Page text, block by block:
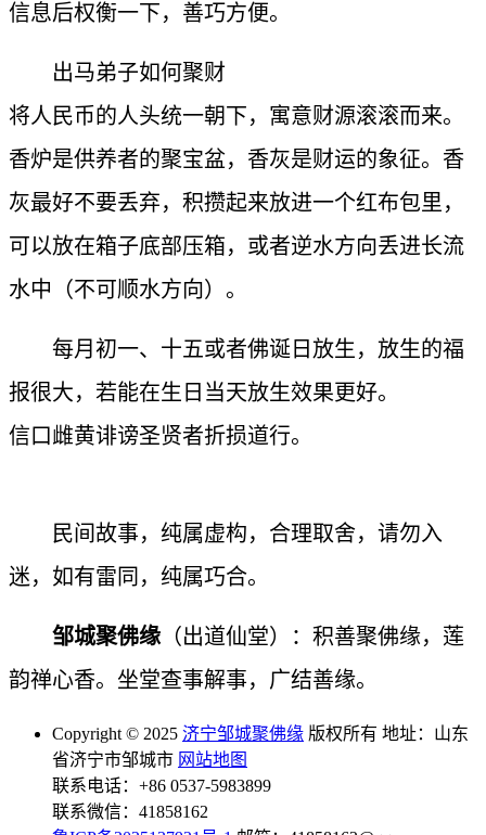
信息后权衡一下，善巧方便。
出马弟子如何聚财
将人民币的人头统一朝下，寓意财源滚滚而来。
香炉是供养者的聚宝盆，香灰是财运的象征。香
灰最好不要丢弃，积攒起来放进一个红布包里，
可以放在箱子底部压箱，或者逆水方向丢进长流
水中（不可顺水方向）。
每月初一、十五或者佛诞日放生，放生的福
报很大，若能在生日当天放生效果更好。
信口雌黄诽谤圣贤者折损道行。
民间故事，纯属虚构，合理取舍，请勿入
迷，如有雷同，纯属巧合。
邹城聚佛缘（出道仙堂）：积善聚佛缘，莲
韵禅心香。坐堂查事解事，广结善缘。
Copyright © 2025 济宁邹城聚佛缘 版权所有 地址：山东
省济宁市邹城市 网站地图
联系电话：+86 0537-5983899
联系微信：41858162